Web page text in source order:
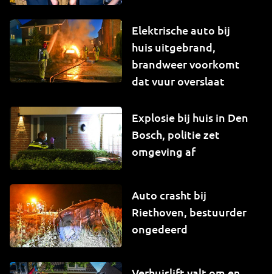
Elektrische auto bij
huis uitgebrand,
brandweer voorkomt
dat vuur overslaat
Explosie bij huis in Den
Bosch, politie zet
omgeving af
Auto crasht bij
Riethoven, bestuurder
ongedeerd